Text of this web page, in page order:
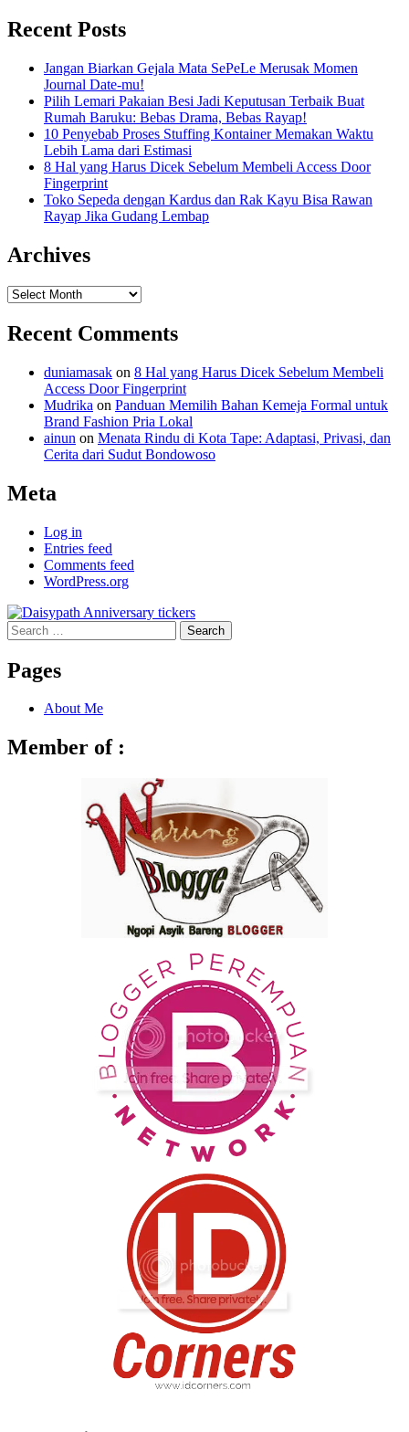
Recent Posts
Jangan Biarkan Gejala Mata SePeLe Merusak Momen
Journal Date-mu!
Pilih Lemari Pakaian Besi Jadi Keputusan Terbaik Buat
Rumah Baruku: Bebas Drama, Bebas Rayap!
10 Penyebab Proses Stuffing Kontainer Memakan Waktu
Lebih Lama dari Estimasi
8 Hal yang Harus Dicek Sebelum Membeli Access Door
Fingerprint
Toko Sepeda dengan Kardus dan Rak Kayu Bisa Rawan
Rayap Jika Gudang Lembap
Archives
Archives
Recent Comments
duniamasak on 8 Hal yang Harus Dicek Sebelum Membeli
Access Door Fingerprint
Mudrika on Panduan Memilih Bahan Kemeja Formal untuk
Brand Fashion Pria Lokal
ainun on Menata Rindu di Kota Tape: Adaptasi, Privasi, dan
Cerita dari Sudut Bondowoso
Meta
Log in
Entries feed
Comments feed
WordPress.org
Search
for:
Pages
About Me
Member of :